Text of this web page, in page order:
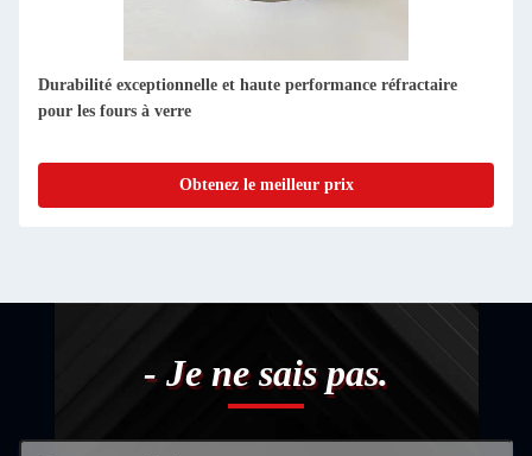
1
Obtenez le meilleur prix
- Je ne sais pas.